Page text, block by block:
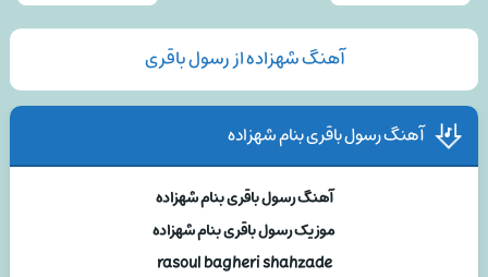
آهنگ شهزاده از رسول باقری
آهنگ رسول باقری بنام شهزاده
آهنگ رسول باقری بنام شهزاده
موزیک رسول باقری بنام شهزاده
rasoul bagheri shahzade